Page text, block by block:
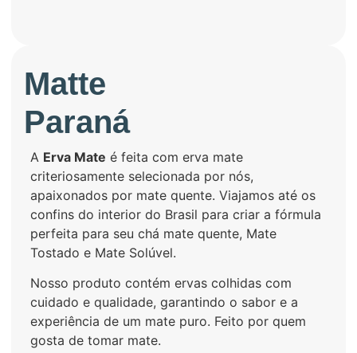
Matte
Paraná
A Erva Mate é feita com erva mate
criteriosamente selecionada por nós,
apaixonados por mate quente. Viajamos até os
confins do interior do Brasil para criar a fórmula
perfeita para seu chá mate quente, Mate
Tostado e Mate Solúvel.
Nosso produto contém ervas colhidas com
cuidado e qualidade, garantindo o sabor e a
experiência de um mate puro. Feito por quem
gosta de tomar mate.